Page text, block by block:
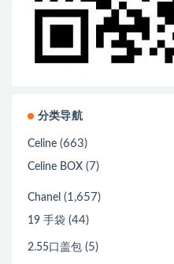
分类导航
Celine (663)
Celine BOX (7)
Chanel (1,657)
19 手袋 (44)
2.55口盖包 (5)